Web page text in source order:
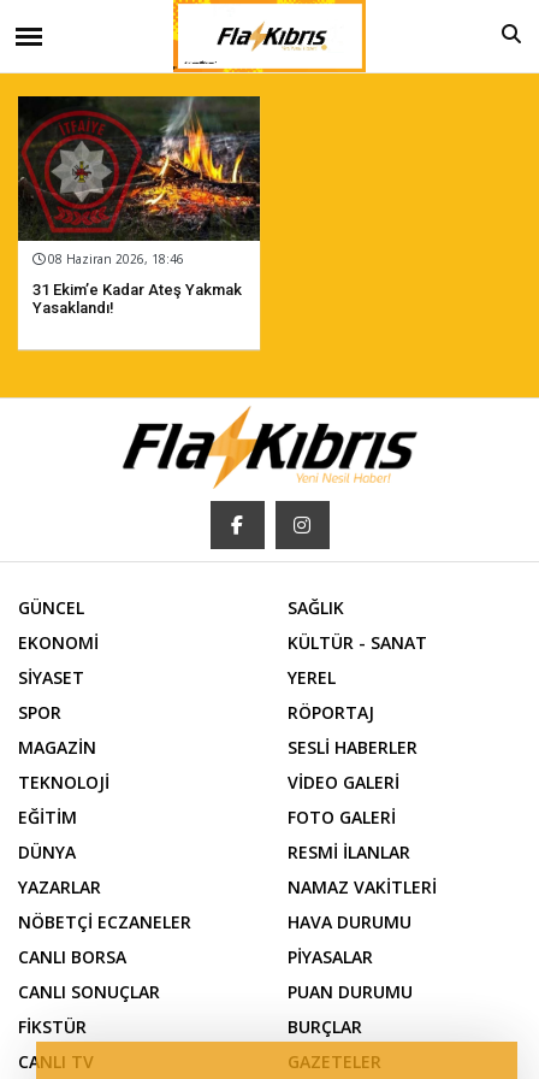
08 Haziran 2026, 18:46
31 Ekim’e Kadar Ateş Yakmak
Yasaklandı!
GÜNCEL
EKONOMİ
SİYASET
SPOR
MAGAZİN
TEKNOLOJİ
EĞİTİM
DÜNYA
SAĞLIK
KÜLTÜR - SANAT
YEREL
RÖPORTAJ
SESLİ HABERLER
VİDEO GALERİ
FOTO GALERİ
RESMİ İLANLAR
YAZARLAR
NÖBETÇİ ECZANELER
CANLI BORSA
CANLI SONUÇLAR
FİKSTÜR
CANLI TV
NAMAZ VAKİTLERİ
HAVA DURUMU
PİYASALAR
PUAN DURUMU
BURÇLAR
GAZETELER